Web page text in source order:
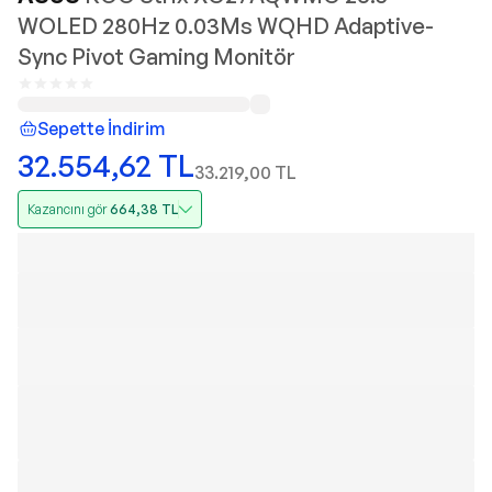
WOLED 280Hz 0.03Ms WQHD Adaptive-
Sync Pivot Gaming Monitör
Sepette İndirim
32.554,62 TL33.219,00 TL
Kazancını gör664,38 TL